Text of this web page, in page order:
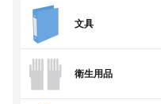
文具
衛生用品